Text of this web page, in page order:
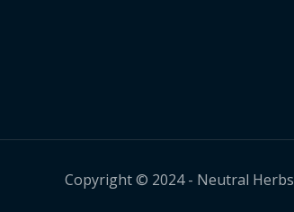
Copyright © 2024 - Neutral Herbs